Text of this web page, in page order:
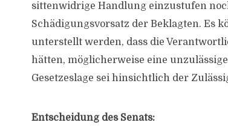
sittenwidrige Handlung einzustufen
Schädigungsvorsatz der Beklagten. Es
unterstellt werden, dass die
hätten, möglicherweise eine
Gesetzeslage sei hinsichtlich der
Entscheidung des Senats: